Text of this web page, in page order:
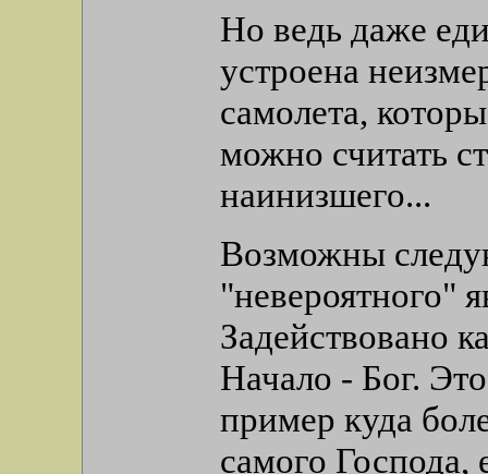
Но ведь даже
устроена
самолета,
можно считать
наинизшего...
Возможны
"невероятного"
Задействовано
Начало - Бог.
пример куда
самого Господа,